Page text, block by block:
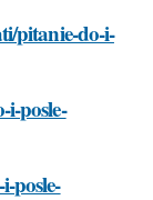
pitanie-do-i-
i-posle-
posle-